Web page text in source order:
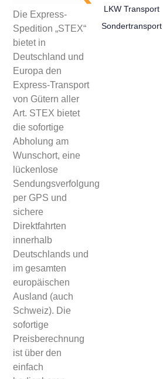
Die Express-
Spedition „STEX“
bietet in
Deutschland und
Europa den
Express-Transport
von Gütern aller
Art. STEX bietet
die sofortige
Abholung am
Wunschort, eine
lückenlose
Sendungsverfolgung
per GPS und
sichere
Direktfahrten
innerhalb
Deutschlands und
im gesamten
europäischen
Ausland (auch
Schweiz). Die
sofortige
Preisberechnung
ist über den
einfach
LKW Transport
Sondertransport